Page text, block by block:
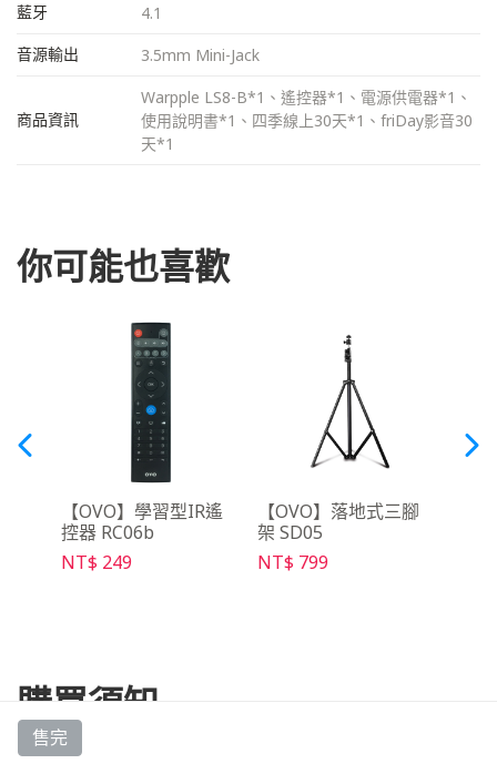
售完
藍牙
4.1
音源輸出
3.5mm Mini-Jack
商品資訊
Warpple LS8-B*1、遙控器*1、電源供電器*1、
使用說明書*1、四季線上30天*1、friDay影音30
天*1
你可能也喜歡
【OVO】學習型IR遙
控器 RC06b
NT$ 249
【OVO】落地式三腳
架 SD05
NT$ 799
購買須知
物流資訊